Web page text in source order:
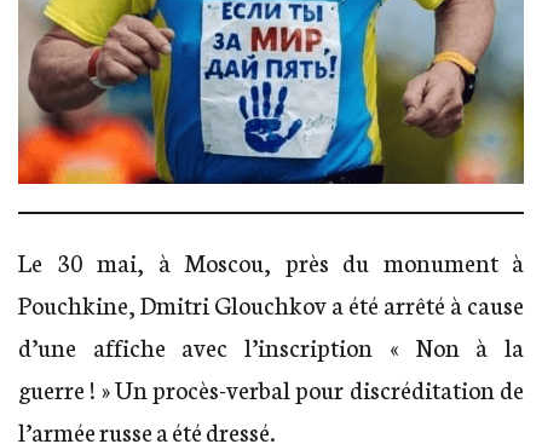
Le 30 mai, à Moscou, près du monument à
Pouchkine, Dmitri Glouchkov a été arrêté à cause
d’une affiche avec l’inscription « Non à la
guerre ! » Un procès-verbal pour discréditation de
l’armée russe a été dressé.